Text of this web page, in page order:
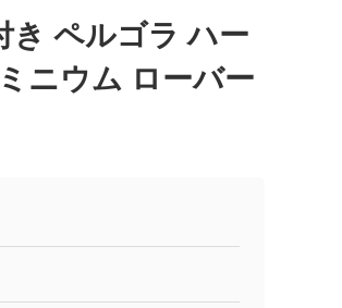
き ペルゴラ ハー
ニウム ローバー